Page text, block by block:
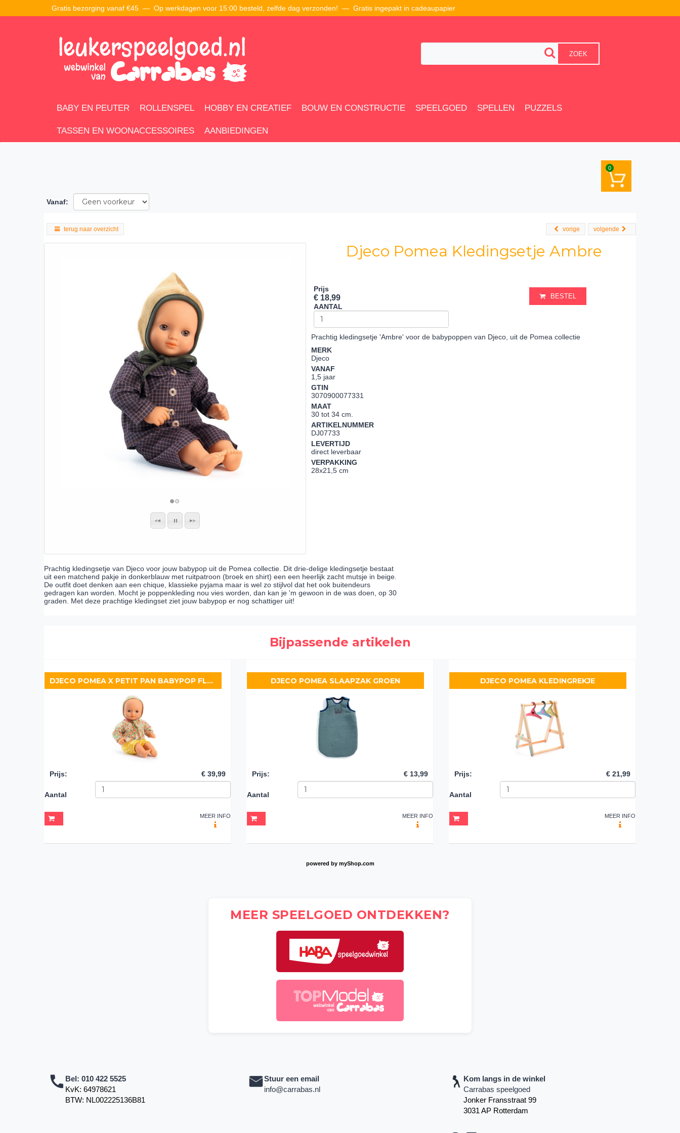
Gratis bezorging vanaf €45 — Op werkdagen voor 15:00 besteld, zelfde dag verzonden! — Gratis ingepakt in cadeaupapier
ZOEK
BABY EN PEUTER ROLLENSPEL HOBBY EN CREATIEF BOUW EN CONSTRUCTIE SPEELGOED SPELLEN PUZZELS
TASSEN EN WOONACCESSOIRES AANBIEDINGEN
0
Vanaf:
terug naar overzicht volgende
vorige
Djeco Pomea Kledingsetje Ambre
Prijs
€ 18,99
AANTAL
BESTEL
Prachtig kledingsetje 'Ambre' voor de babypoppen van Djeco, uit de Pomea collectie
MERK
Djeco
VANAF
1,5 jaar
GTIN
3070900077331
MAAT
30 tot 34 cm.
ARTIKELNUMMER
DJ07733
LEVERTIJD
direct leverbaar
VERPAKKING
28x21,5 cm
Prachtig kledingsetje van Djeco voor jouw babypop uit de Pomea collectie. Dit drie-delige kledingsetje bestaat
uit een matchend pakje in donkerblauw met ruitpatroon (broek en shirt) een een heerlijk zacht mutsje in beige.
De outfit doet denken aan een chique, klassieke pyjama maar is wel zo stijlvol dat het ook buitendeurs
gedragen kan worden. Mocht je poppenkleding nou vies worden, dan kan je 'm gewoon in de was doen, op 30
graden. Met deze prachtige kledingset ziet jouw babypop er nog schattiger uit!
Bijpassende artikelen
DJECO POMEA X PETIT PAN BABYPOP FLORA
Prijs: € 39,99
Aantal
MEER INFO
DJECO POMEA SLAAPZAK GROEN
Prijs: € 13,99
Aantal
MEER INFO
DJECO POMEA KLEDINGREKJE
Prijs: € 21,99
Aantal
MEER INFO
powered by myShop.com
MEER SPEELGOED ONTDEKKEN?
Bel: 010 422 5525
KvK: 64978621
BTW: NL002225136B81
Stuur een email
info@carrabas.nl
Kom langs in de winkel
Carrabas speelgoed
Jonker Fransstraat 99
3031 AP Rotterdam